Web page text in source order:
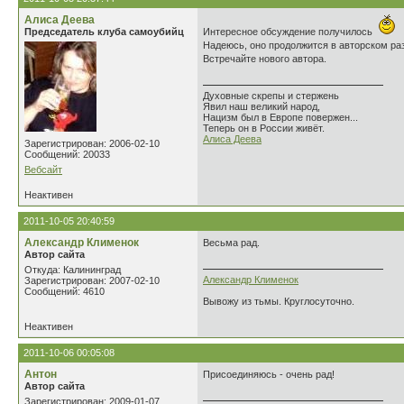
Алиса Деева
Председатель клуба самоубийц
Зарегистрирован: 2006-02-10
Сообщений: 20033
Вебсайт
Интересное обсуждение получилось
Надеюсь, оно продолжится в авторском
Встречайте нового автора.
Духовные скрепы и стержень
Явил наш великий народ,
Нацизм был в Европе повержен...
Теперь он в России живёт.
Алиса Деева
Неактивен
2011-10-05 20:40:59
Александр Клименок
Автор сайта
Откуда: Калининград
Зарегистрирован: 2007-02-10
Сообщений: 4610
Весьма рад.
Александр Клименок
Вывожу из тьмы. Круглосуточно.
Неактивен
2011-10-06 00:05:08
Антон
Автор сайта
Зарегистрирован: 2009-01-07
Присоединяюсь - очень рад!